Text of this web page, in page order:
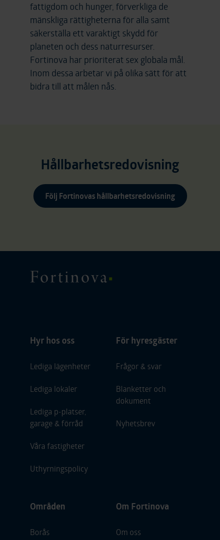
fattigdom och hunger, förverkliga de
mänskliga rättigheterna för alla samt
säkerställa ett varaktigt skydd för
planeten och dess naturresurser.
Fortinova har prioriterat sex globala mål.
Inom dessa arbetar vi på olika sätt för att
bidra till att målen nås.
Hållbarhetsredovisning
Följ Fortinovas hållbarhetsredovisning
Hyr hos oss
Lediga lägenheter
Lediga lokaler
Lediga p-platser,
garage & förråd
Våra fastigheter
Uthyrningspolicy
För hyresgäster
Frågor & svar
Blanketter och
dokument
Nyhetsbrev
Områden
Borås
Om Fortinova
Om oss